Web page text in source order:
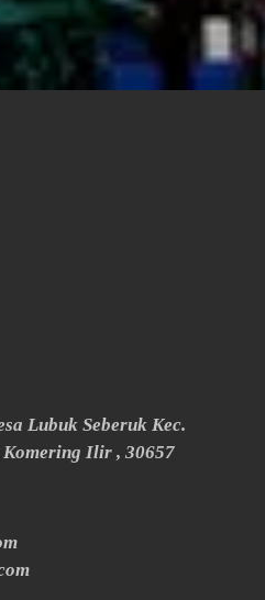
Lubuk Seberuk Kec.
Komering Ilir , 30657